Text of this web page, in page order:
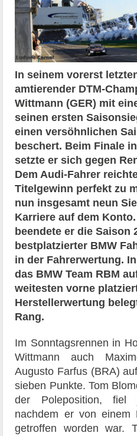
In seinem vorerst
amtierender DTM-
Wittmann (GER) mit
seinen ersten
einen versöhnlichen
beschert. Beim Finale
setzte er sich gegen
Dem Audi-Fahrer
Titelgewinn perfekt zu
nun insgesamt neun
Karriere auf dem
beendete er die Saison
bestplatzierter BMW
in der Fahrerwertung.
das BMW Team RBM
weitesten vorne
Herstellerwertung
Rang.
Im Sonntagsrennen in
Wittmann auch
Augusto Farfus (BRA)
sieben Punkte. Tom
der Poleposition, fiel
nachdem er von einem
getroffen worden war.